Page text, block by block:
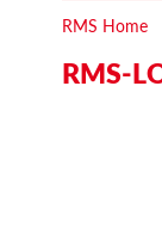
RMS Home
RMS-